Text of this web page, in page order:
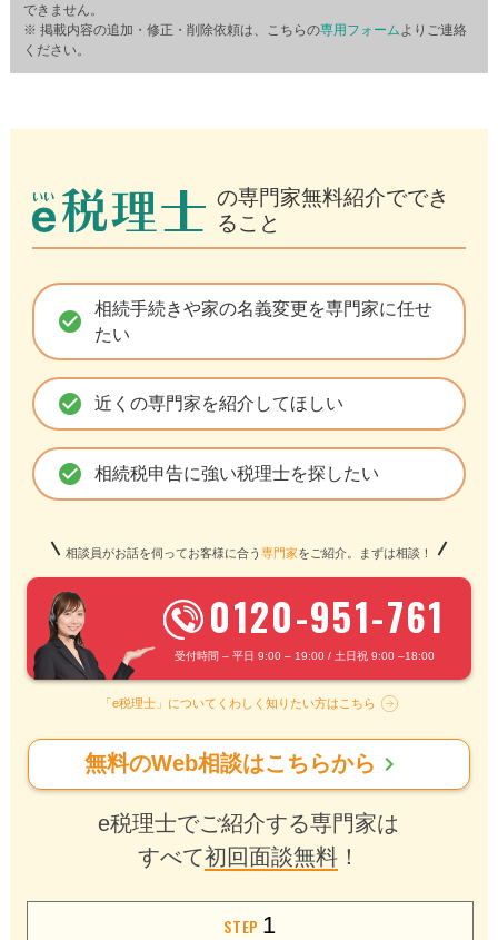
できません。
※ 掲載内容の追加・修正・削除依頼は、こちらの専用フォーム よりご連絡
ください。
の専門家無料紹介ででき
ること
check_circle
相続手続きや家の名義変更を専門家に任せ
たい
check_circle 近くの専門家を紹介してほしい
check_circle 相続税申告に強い税理士を探したい
相談員がお話を伺ってお客様に合う 専門家をご紹介。まずは相談！
0120-951-761
受付時間 – 平日 9:00 – 19:00 / 土日祝 9:00 –18:00
「e税理士」についてくわしく知りたい方はこちら
無料のWeb相談はこちらから chevron_right
e税理士でご紹介する専門家は
すべて初回面談無料！
STEP 1